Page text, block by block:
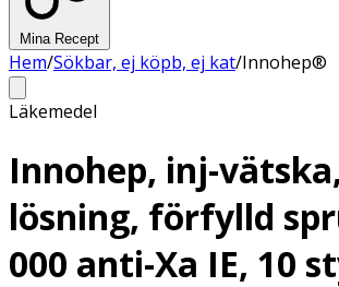
Mina Recept
Hem/Sökbar, ej köpb, ej kat/Innohep®
Läkemedel
Innohep, inj-vätska,
lösning, förfylld
000 anti-Xa IE, 10